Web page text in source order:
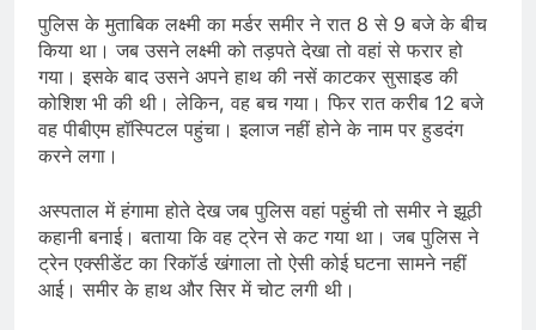
पुलिस के मुताबिक लक्ष्मी का मर्डर समीर ने रात 8 से 9 बजे के बीच
किया था। जब उसने लक्ष्मी को तड़पते देखा तो वहां से फरार हो
गया। इसके बाद उसने अपने हाथ की नसें काटकर सुसाइड की
कोशिश भी की थी। लेकिन, वह बच गया। फिर रात करीब 12 बजे
वह पीबीएम हॉस्पिटल पहुंचा। इलाज नहीं होने के नाम पर हुडदंग
करने लगा।
अस्पताल में हंगामा होते देख जब पुलिस वहां पहुंची तो समीर ने झूठी
कहानी बनाई। बताया कि वह ट्रेन से कट गया था। जब पुलिस ने
ट्रेन एक्सीडेंट का रिकॉर्ड खंगाला तो ऐसी कोई घटना सामने नहीं
आई। समीर के हाथ और सिर में चोट लगी थी।